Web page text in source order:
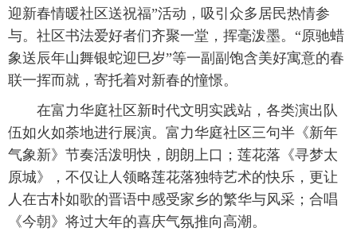
迎新春情暖社区送祝福”活动，吸引众多居民热情参
与。社区书法爱好者们齐聚一堂，挥毫泼墨。“原驰蜡
象送辰年山舞银蛇迎巳岁”等一副副饱含美好寓意的春
联一挥而就，寄托着对新春的憧憬。
在富力华庭社区新时代文明实践站，各类演出队
伍如火如荼地进行展演。富力华庭社区三句半《新年
气象新》节奏活泼明快，朗朗上口；莲花落《寻梦太
原城》，不仅让人领略莲花落独特艺术的快乐，更让
人在古朴如歌的晋语中感受家乡的繁华与风采；合唱
《今朝》将过大年的喜庆气氛推向高潮。